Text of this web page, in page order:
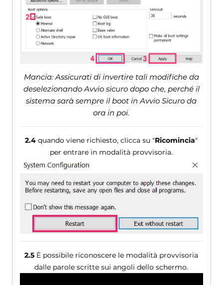
Mancia: Assicurati di invertire tali modifiche da
deselezionando Avvio sicuro dopo che, perché il
sistema sarà sempre il boot in Avvio Sicuro da
ora in poi.
2.4 quando viene richiesto, clicca su "Ricomincia"
per entrare in modalità provvisoria.
2.5 È possibile riconoscere le modalità provvisoria
dalle parole scritte sui angoli dello schermo.